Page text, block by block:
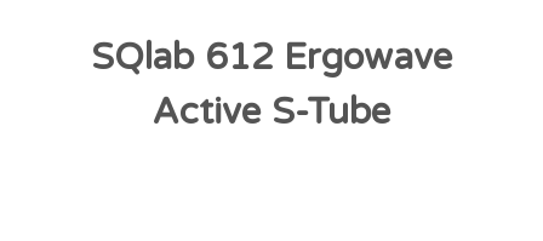
SQlab 612 Ergowave
Active S-Tube